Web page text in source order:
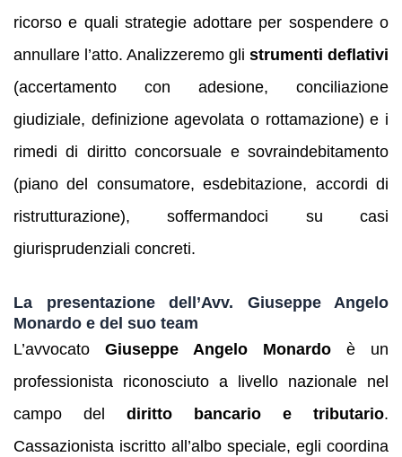
ricorso e quali strategie adottare per sospendere o
annullare l’atto. Analizzeremo gli strumenti deflativi
(accertamento con adesione, conciliazione
giudiziale, definizione agevolata o rottamazione) e i
rimedi di diritto concorsuale e sovraindebitamento
(piano del consumatore, esdebitazione, accordi di
ristrutturazione), soffermandoci su casi
giurisprudenziali concreti.
La presentazione dell’Avv. Giuseppe Angelo
Monardo e del suo team
L’avvocato Giuseppe Angelo Monardo è un
professionista riconosciuto a livello nazionale nel
campo del diritto bancario e tributario.
Cassazionista iscritto all’albo speciale, egli coordina